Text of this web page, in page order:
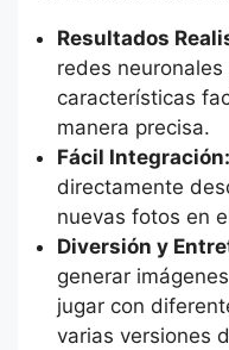
Resultados
redes
características
manera precisa.
Fácil Integración:
directamente
nuevas fotos en
Diversión y
generar
jugar con
varias versiones